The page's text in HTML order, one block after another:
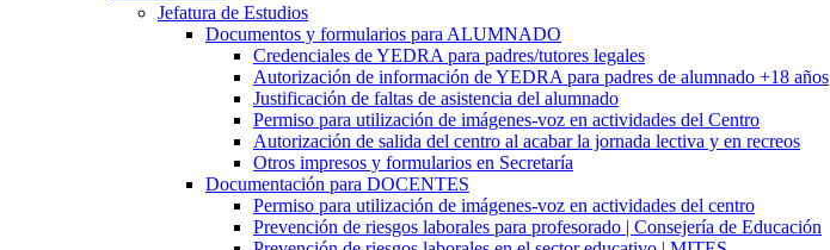
Jefatura de Estudios
Documentos y formularios para ALUMNADO
Credenciales de YEDRA para padres/tutores legales
Autorización de información de YEDRA para padres de alumnado +18 años
Justificación de faltas de asistencia del alumnado
Permiso para utilización de imágenes-voz en actividades del Centro
Autorización de salida del centro al acabar la jornada lectiva y en recreos
Otros impresos y formularios en Secretaría
Documentación para DOCENTES
Permiso para utilización de imágenes-voz en actividades del centro
Prevención de riesgos laborales para profesorado | Consejería de Educación